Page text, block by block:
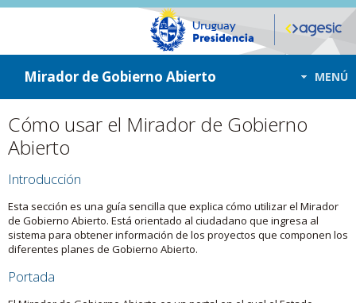
ir a contenido
ir al menú
Mirador de Gobierno Abierto MENÚ
Cómo usar el Mirador de Gobierno
Abierto
Introducción
Esta sección es una guía sencilla que explica cómo utilizar el Mirador
de Gobierno Abierto. Está orientado al ciudadano que ingresa al
sistema para obtener información de los proyectos que componen los
diferentes planes de Gobierno Abierto.
Portada